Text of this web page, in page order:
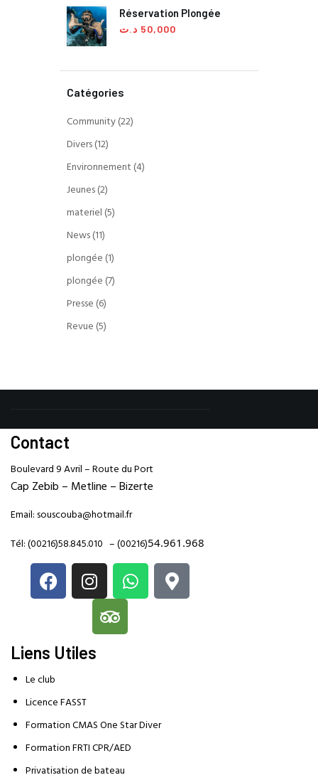
Réservation Plongée
50,000 د.ت
Catégories
Community(22)
Divers(12)
Environnement (4)
Jeunes(2)
materiel (5)
News(11)
plongée (1)
plongée (7)
Presse (6)
Revue (5)
Contact
Boulevard 9 Avril – Route du Port
Cap Zebib – Metline – Bizerte
Email: souscouba@hotmail.fr
Tél:(00216)58.845.010 –(00216)54.961.968
Liens Utiles
Le club
Licence FASST
Formation CMAS One Star Diver
Formation FRTI CPR/AED
Privatisation de bateau